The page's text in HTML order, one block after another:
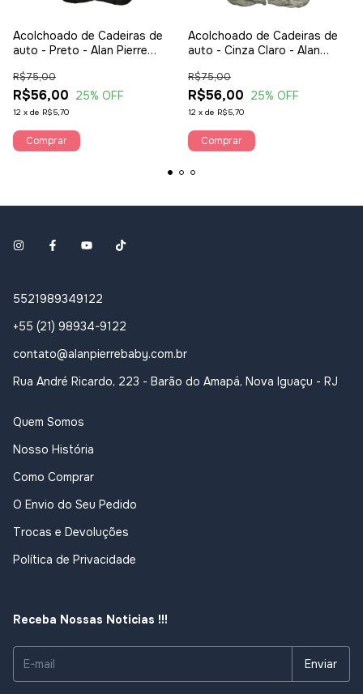
Acolchoado de Cadeiras de
auto - Preto - Alan Pierre
R$56,00
R$75,00
25% OFF
12 x de R$5,70
Acolchoado de Cadeiras de
auto - Cinza Claro - Alan
R$56,00
R$75,00
25% OFF
12 x de R$5,70
5521989349122
+55 (21) 98934-9122
contato@alanpierrebaby.com.br
Rua André Ricardo, 223 - Barão do Amapá, Nova Iguaçu - RJ
Quem Somos
Nosso História
Como Comprar
O Envio do Seu Pedido
Trocas e Devoluções
Política de Privacidade
Receba Nossas Noticias !!!